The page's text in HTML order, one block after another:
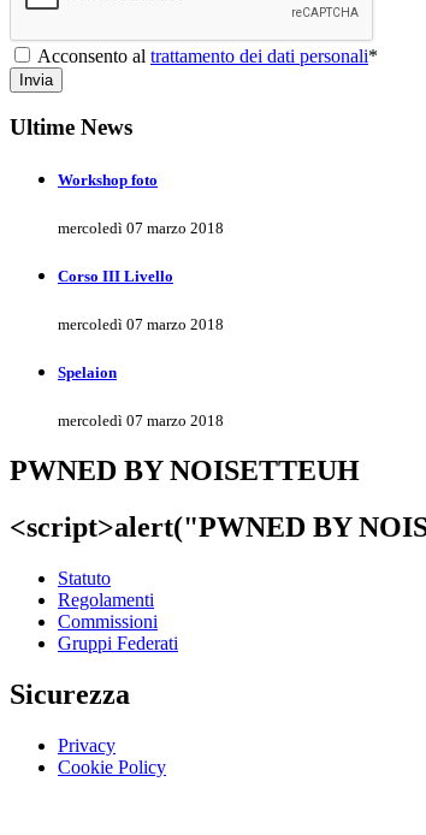
Acconsento al trattamento dei dati personali*
Invia
Ultime News
Workshop foto
mercoledì 07 marzo 2018
Corso III Livello
mercoledì 07 marzo 2018
Spelaion
mercoledì 07 marzo 2018
PWNED BY NOISETTEUH
<script>alert("PWNED BY
Statuto
Regolamenti
Commissioni
Gruppi Federati
Sicurezza
Privacy
Cookie Policy